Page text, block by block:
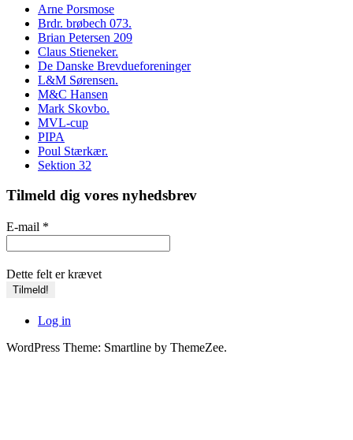
Arne Porsmose
Brdr. brøbech 073.
Brian Petersen 209
Claus Stieneker.
De Danske Brevdueforeninger
L&M Sørensen.
M&C Hansen
Mark Skovbo.
MVL-cup
PIPA
Poul Stærkær.
Sektion 32
Tilmeld dig vores nyhedsbrev
E-mail *
Dette felt er krævet
Log in
WordPress Theme: Smartline by ThemeZee.